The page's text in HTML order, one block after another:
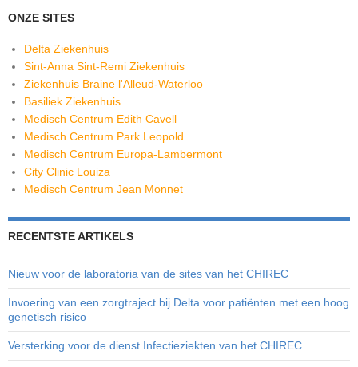
ONZE SITES
Delta Ziekenhuis
Sint-Anna Sint-Remi Ziekenhuis
Ziekenhuis Braine l'Alleud-Waterloo
Basiliek Ziekenhuis
Medisch Centrum Edith Cavell
Medisch Centrum Park Leopold
Medisch Centrum Europa-Lambermont
City Clinic Louiza
Medisch Centrum Jean Monnet
RECENTSTE ARTIKELS
Nieuw voor de laboratoria van de sites van het CHIREC
Invoering van een zorgtraject bij Delta voor patiënten met een hoog
genetisch risico
Versterking voor de dienst Infectieziekten van het CHIREC